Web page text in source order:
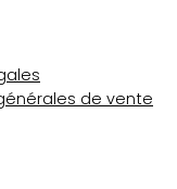
de vente